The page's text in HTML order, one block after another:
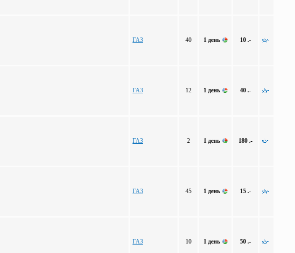
ГАЗ 40 1 день 10 .-
ГАЗ 12 1 день 40 .-
ГАЗ 2 1 день 180 .-
ГАЗ 45 1 день 15 .-
ГАЗ 10 1 день 50 .-